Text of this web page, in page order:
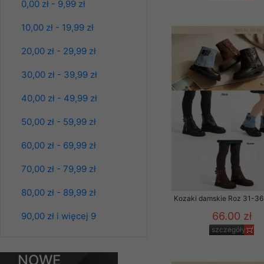
0,00 zł - 9,99 zł
10,00 zł - 19,99 zł
20,00 zł - 29,99 zł
30,00 zł - 39,99 zł
40,00 zł - 49,99 zł
50,00 zł - 59,99 zł
60,00 zł - 69,99 zł
70,00 zł - 79,99 zł
80,00 zł - 89,99 zł
90,00 zł i więcej 9
NOWE
L-3XL. 1 kolor.
Paczka 10 szt
39.00 zł
L-3XL. 1 kolor.
Kozaki damskie Roz 31-
66.00 zł
szczegóły
serwerach
pracownicy Sklepu.
Każdy Klient, który
ich weryfikacji,
Sklep nie
chyba że dzieje się
prawa organów
Nasz Sklep
przez nasz serwer i
jego indywidualnych
opcję przyjmowania
może wpłynąć na
Klienta przechowują
• sesji